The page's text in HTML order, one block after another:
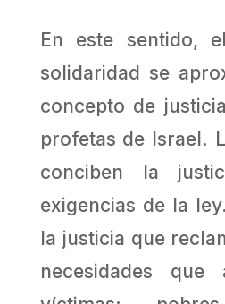
En este sentido,
solidaridad se
concepto de
profetas de Israel.
conciben la
exigencias de la
la justicia que
necesidades